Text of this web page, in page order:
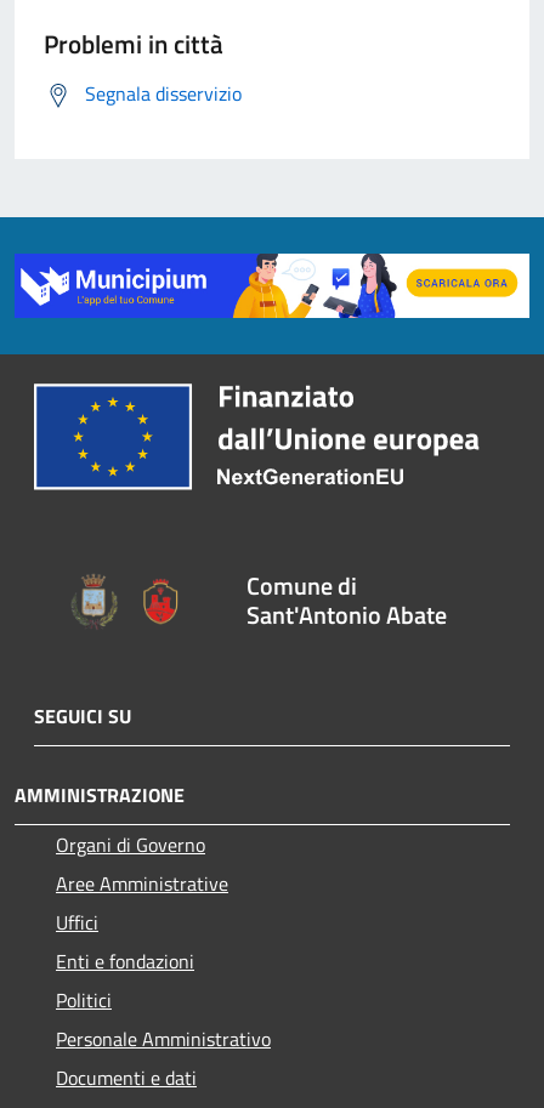
Problemi in città
Segnala disservizio
Comune di
Sant'Antonio Abate
SEGUICI SU
AMMINISTRAZIONE
Organi di Governo
Aree Amministrative
Uffici
Enti e fondazioni
Politici
Personale Amministrativo
Documenti e dati